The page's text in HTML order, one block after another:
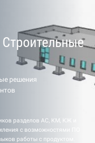
решения
разделов АС, КМ, КЖ и
с возможностями ПО
работы c продуктом.